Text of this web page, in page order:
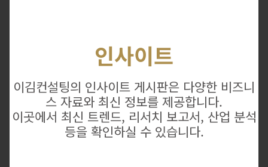
인사이트
이김컨설팅의 인사이트 게시판은 다양한 비즈니
스 자료와 최신 정보를 제공합니다.
이곳에서 최신 트렌드, 리서치 보고서, 산업 분석
등을 확인하실 수 있습니다.